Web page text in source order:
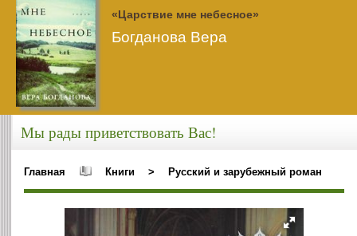
«Царствие мне небесное»
Богданова Вера
Мы рады приветствовать Вас!
Главная Книги > Русский и зарубежный роман